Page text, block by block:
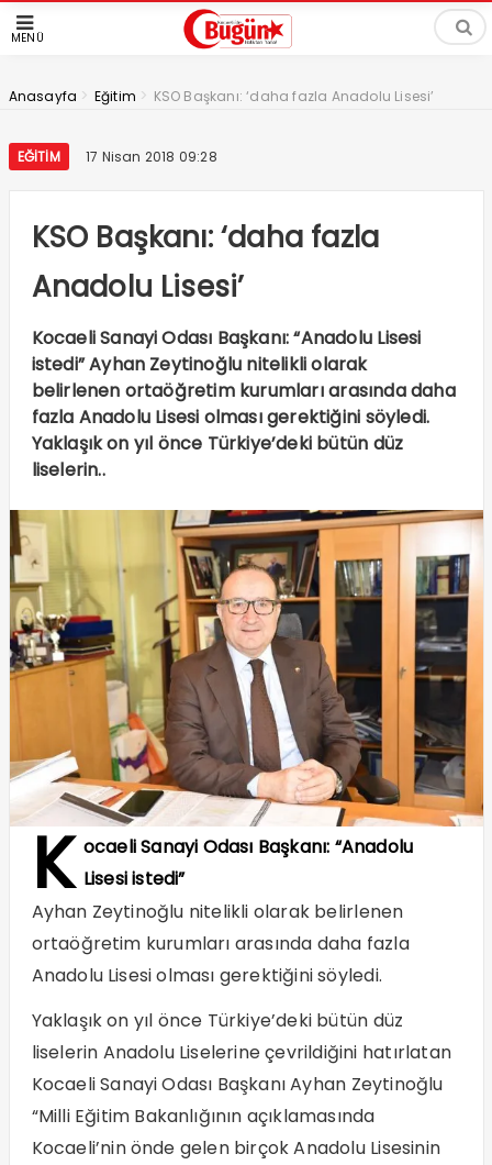
MENÜ
Anasayfa > Eğitim > KSO Başkanı: ‘daha fazla Anadolu Lisesi’
EĞITIM 17 Nisan 2018 09:28
KSO Başkanı: ‘daha fazla
Anadolu Lisesi’
Kocaeli Sanayi Odası Başkanı: “Anadolu Lisesi
istedi” Ayhan Zeytinoğlu nitelikli olarak
belirlenen ortaöğretim kurumları arasında daha
fazla Anadolu Lisesi olması gerektiğini söyledi.
Yaklaşık on yıl önce Türkiye’deki bütün düz
liselerin..
K ocaeli Sanayi Odası Başkanı: “Anadolu
Lisesi istedi”
Ayhan Zeytinoğlu nitelikli olarak belirlenen
ortaöğretim kurumları arasında daha fazla
Anadolu Lisesi olması gerektiğini söyledi.
Yaklaşık on yıl önce Türkiye’deki bütün düz
liselerin Anadolu Liselerine çevrildiğini hatırlatan
Kocaeli Sanayi Odası Başkanı Ayhan Zeytinoğlu
“Milli Eğitim Bakanlığının açıklamasında
Kocaeli’nin önde gelen birçok Anadolu Lisesinin